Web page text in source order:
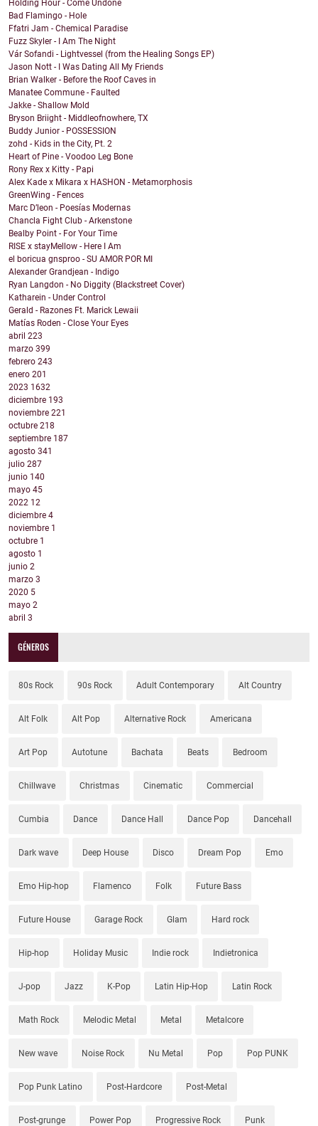
Holding Hour - Come Undone
Bad Flamingo - Hole
Ffatri Jam - Chemical Paradise
Fuzz Skyler - I Am The Night
Vár Sofandi - Lightvessel (from the Healing Songs EP)
Jason Nott - I Was Dating All My Friends
Brian Walker - Before the Roof Caves in
Manatee Commune - Faulted
Jakke - Shallow Mold
Bryson Briight - Middleofnowhere, TX
Buddy Junior - POSSESSION
zohd - Kids in the City, Pt. 2
Heart of Pine - Voodoo Leg Bone
Rony Rex x Kitty - Papi
Alex Kade x Mikara x HASHON - Metamorphosis
GreenWing - Fences
Marc D’leon - Poesías Modernas
Chancla Fight Club - Arkenstone
Bealby Point - For Your Time
RISE x stayMellow - Here I Am
el boricua gnsproo - SU AMOR POR MI
Alexander Grandjean - Indigo
Ryan Langdon - No Diggity (Blackstreet Cover)
Katharein - Under Control
Gerald - Razones Ft. Marick Lewaii
Matías Roden - Close Your Eyes
abril 223
marzo 399
febrero 243
enero 201
2023 1632
diciembre 193
noviembre 221
octubre 218
septiembre 187
agosto 341
julio 287
junio 140
mayo 45
2022 12
diciembre 4
noviembre 1
octubre 1
agosto 1
junio 2
marzo 3
2020 5
mayo 2
abril 3
GÉNEROS
80s Rock 90s Rock Adult Contemporary Alt Country
Alt Folk Alt Pop Alternative Rock Americana
Art Pop Autotune Bachata Beats Bedroom
Chillwave Christmas Cinematic Commercial
Cumbia Dance Dance Hall Dance Pop Dancehall
Dark wave Deep House Disco Dream Pop Emo
Emo Hip-hop Flamenco Folk Future Bass
Future House Garage Rock Glam Hard rock
Hip-hop Holiday Music Indie rock Indietronica
J-pop Jazz K-Pop Latin Hip-Hop Latin Rock
Math Rock Melodic Metal Metal Metalcore
New wave Noise Rock Nu Metal Pop Pop PUNK
Pop Punk Latino Post-Hardcore Post-Metal
Post-grunge Power Pop Progressive Rock Punk